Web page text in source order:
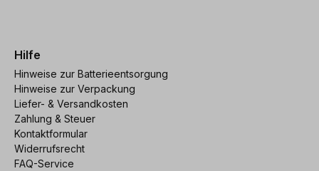
Hilfe
Hinweise zur Batterieentsorgung
Hinweise zur Verpackung
Liefer- & Versandkosten
Zahlung & Steuer
Kontaktformular
Widerrufsrecht
FAQ-Service